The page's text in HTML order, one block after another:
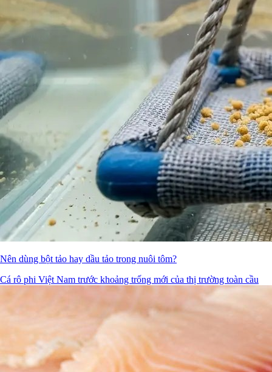
Nên dùng bột tảo hay dầu tảo trong nuôi tôm?
Cá rô phi Việt Nam trước khoảng trống mới của thị trường toàn cầu